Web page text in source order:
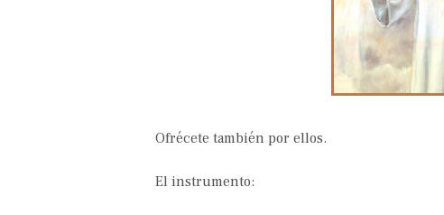
Ofrécete también por ellos.
El instrumento: